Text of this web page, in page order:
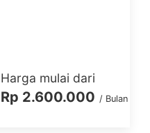
Harga mulai dari
Rp 2.600.000 / Bulan